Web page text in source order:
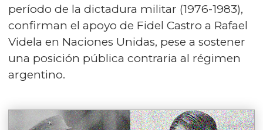
período de la dictadura militar (1976-1983),
confirman el apoyo de Fidel Castro a Rafael
Videla en Naciones Unidas, pese a sostener
una posición pública contraria al régimen
argentino.